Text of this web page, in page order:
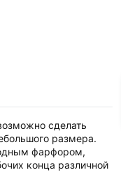
сделать
размера.
фарфором,
конца различной